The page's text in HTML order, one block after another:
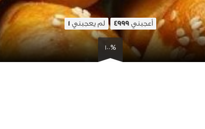
أعجبني 4999 لم يعجبني 1
100%